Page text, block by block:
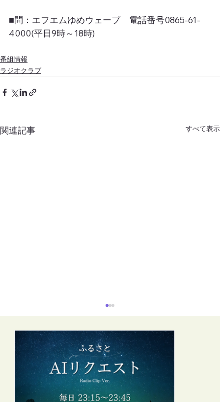
■問：エフエムゆめウェーブ　電話番号0865-61-
4000(平日9時～18時)
番組情報
ラジオクラブ
関連記事 すべて表示